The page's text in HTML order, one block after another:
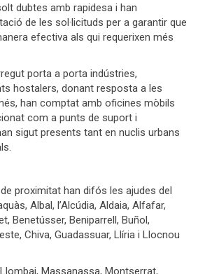
dubtes amb rapidesa i han
de les sol·licituds per a garantir que
efectiva als qui requerixen més
porta a porta indústries,
hostalers, donant resposta a les
han comptat amb oficines mòbils
com a punts de suport i
sigut presents tant en nuclis urbans
proximitat han difós les ajudes del
Albal, l’Alcúdia, Aldaia, Alfafar,
Benetússer, Beniparrell, Buñol,
Chiva, Guadassuar, Llíria i Llocnou
Massanassa, Montserrat,